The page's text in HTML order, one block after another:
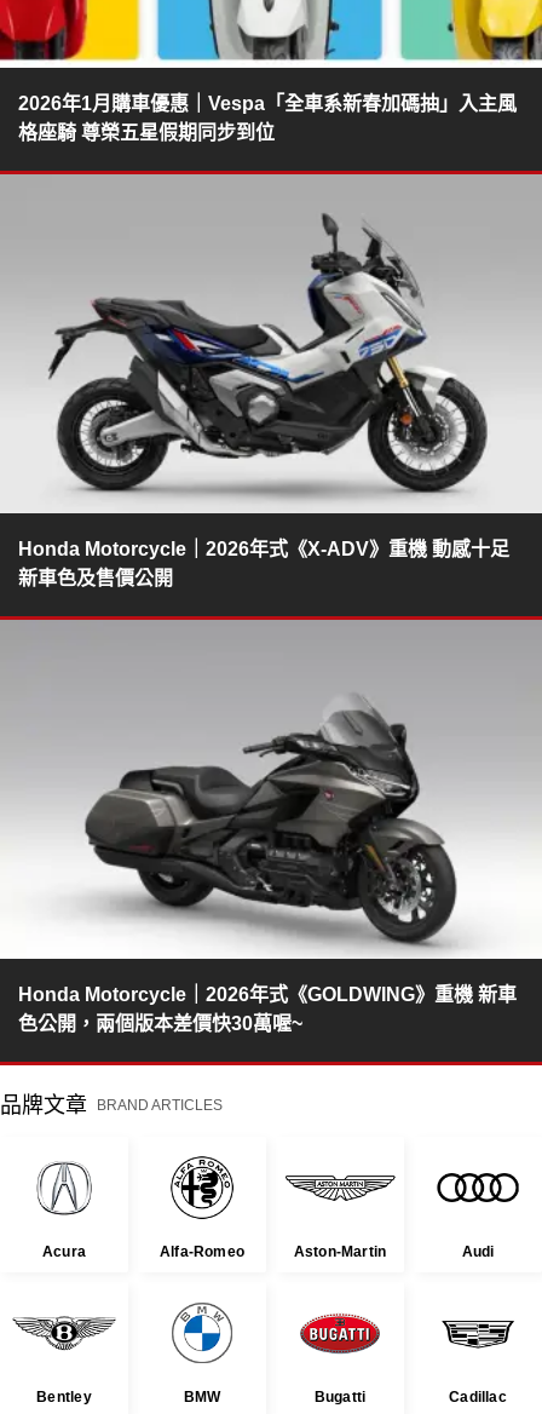
2026年1月購車優惠｜Vespa「全車系新春加碼抽」入主風
格座騎 尊榮五星假期同步到位
Honda Motorcycle｜2026年式《X-ADV》重機 動感十足
新車色及售價公開
Honda Motorcycle｜2026年式《GOLDWING》重機 新車
色公開，兩個版本差價快30萬喔~
品牌文章 BRAND ARTICLES
Acura Alfa-Romeo Aston-Martin Audi
Bentley BMW Bugatti Cadillac